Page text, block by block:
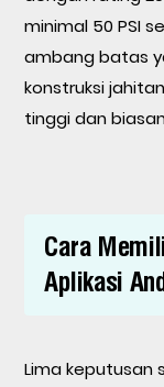
minimal 50 PSI
ambang batas
konstruksi
tinggi dan
Cara
Aplikasi
Lima keputusan